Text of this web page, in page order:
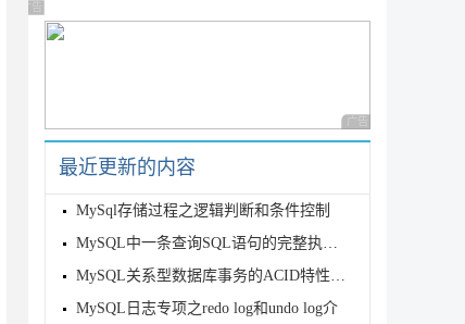
广告 商业广告，理性选择
广告 商业广告，理性
最近更新的内容
MySql存储过程之逻辑判断和条件控制
MySQL中一条查询SQL语句的完整执行流程
MySQL关系型数据库事务的ACID特性与实现
MySQL日志专项之redo log和undo log介